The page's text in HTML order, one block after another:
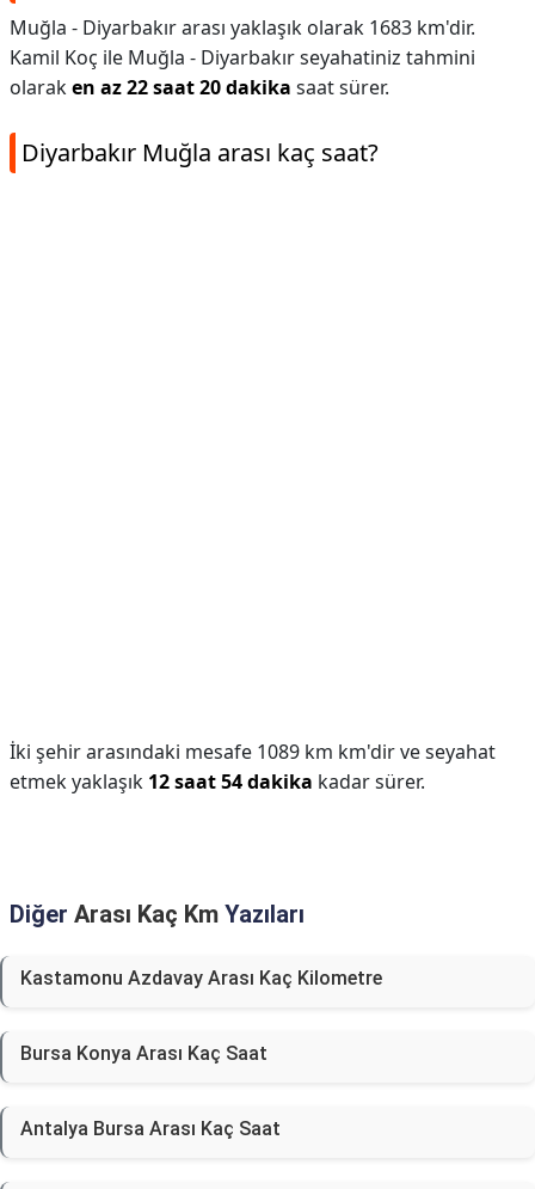
Muğla - Diyarbakır arası yaklaşık olarak 1683 km'dir.
Kamil Koç ile Muğla - Diyarbakır seyahatiniz tahmini
olaraken az 22 saat 20 dakika saat sürer.
Diyarbakır Muğla arası kaç saat?
İki şehir arasındaki mesafe 1089 km km'dir ve seyahat
etmek yaklaşık 12 saat 54 dakika kadar sürer.
Diğer Arası Kaç Km Yazıları
Kastamonu Azdavay Arası Kaç Kilometre
Bursa Konya Arası Kaç Saat
Antalya Bursa Arası Kaç Saat